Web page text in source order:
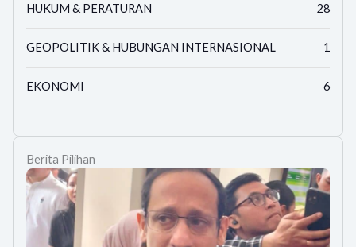
HUKUM & PERATURAN 28
GEOPOLITIK & HUBUNGAN INTERNASIONAL 1
EKONOMI 6
Berita Pilihan